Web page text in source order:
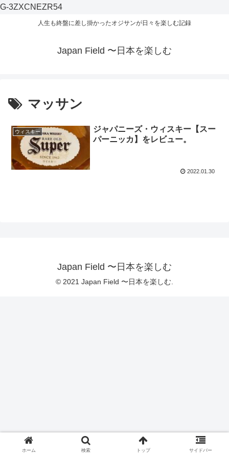
G-3ZXCNEZR54
人生も終盤に差し掛かったオジサンが日々を楽しむ記録
Japan Field 〜日本を楽しむ
マッサン
ウィスキー
ジャパニーズ・ウィスキー【スー
パーニッカ】をレビュー。
2022.01.30
Japan Field 〜日本を楽しむ
© 2021 Japan Field 〜日本を楽しむ.
ホーム 検索 トップ サイドバー